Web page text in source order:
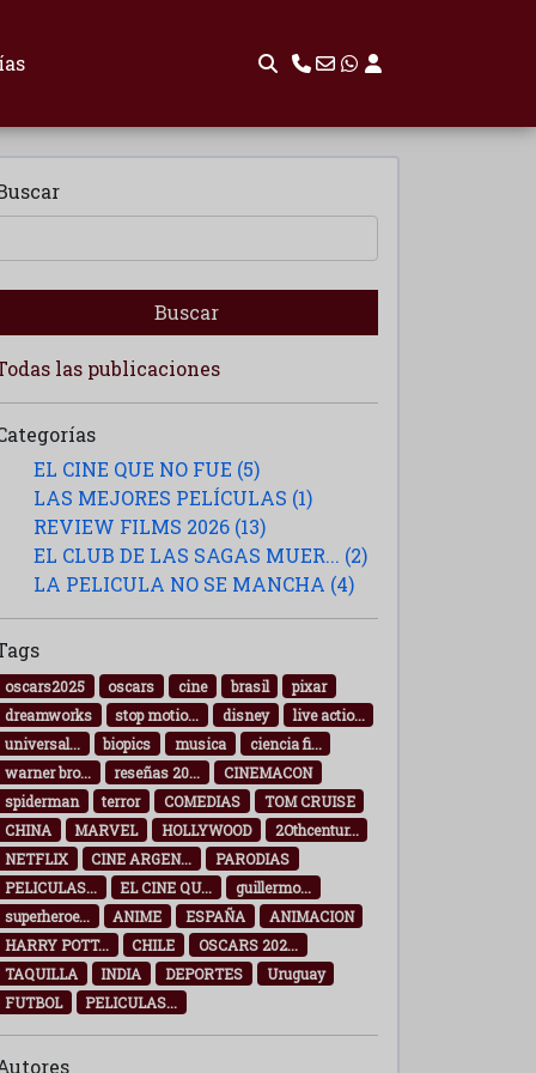
Buscar
las publicaciones
EL CINE QUE NO FUE (5)
LAS MEJORES PELÍCULAS (1)
REVIEW FILMS 2026 (13)
EL CLUB DE LAS SAGAS MUER... (2)
LA PELICULA NO SE MANCHA (4)
oscars2025 oscars cine brasil
pixar
dreamworks
stop motio... disney
live actio...
universal...
biopics musica
ciencia fi...
warner bro...
reseñas 20...
CINEMACON
spiderman
terror COMEDIAS
TOM CRUISE
CHINA
MARVEL HOLLYWOOD
2Othcentur...
NETFLIX
CINE ARGEN...
PARODIAS
PELICULAS...
EL CINE QU...
guillermo...
superheroe...
ANIME ESPAÑA
ANIMACION
HARRY POTT...
CHILE
OSCARS 202...
TAQUILLA
INDIA DEPORTES
Uruguay
FUTBOL
PELICULAS...